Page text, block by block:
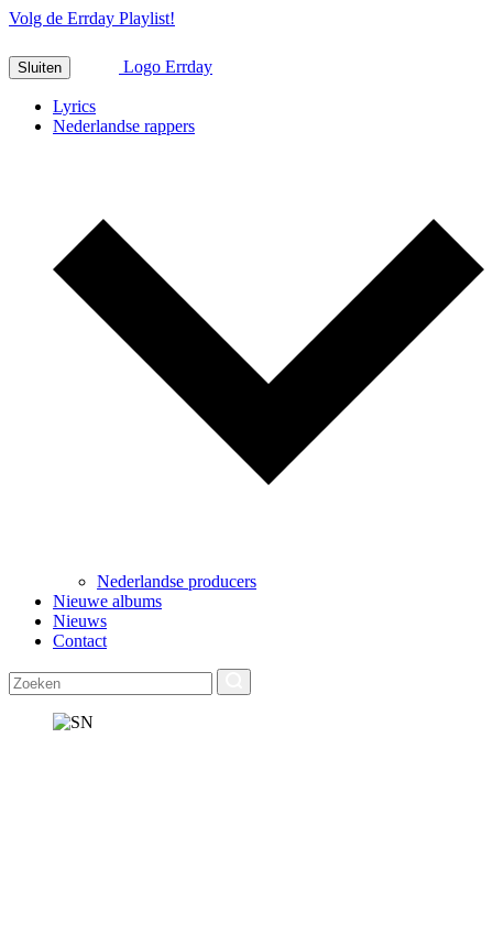
Volg de Errday Playlist!
Sluiten Logo Errday
Lyrics
Nederlandse rappers
Nederlandse producers
Nieuwe albums
Nieuws
Contact